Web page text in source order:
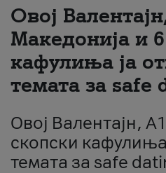
Овој
Македонија и
кафулиња ја
темата за safe
Овој Валентајн,
скопски кафулиња
темата за safe